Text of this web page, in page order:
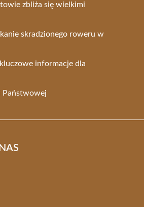
zbliża się wielkimi
skradzionego roweru w
informacje dla
Państwowej